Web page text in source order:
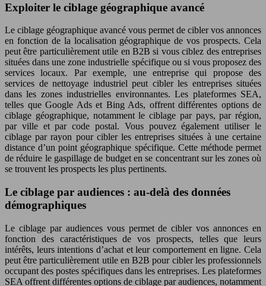
Exploiter le ciblage géographique avancé
Le ciblage géographique avancé vous permet de cibler vos annonces
en fonction de la localisation géographique de vos prospects. Cela
peut être particulièrement utile en B2B si vous ciblez des entreprises
situées dans une zone industrielle spécifique ou si vous proposez des
services locaux. Par exemple, une entreprise qui propose des
services de nettoyage industriel peut cibler les entreprises situées
dans les zones industrielles environnantes. Les plateformes SEA,
telles que Google Ads et Bing Ads, offrent différentes options de
ciblage géographique, notamment le ciblage par pays, par région,
par ville et par code postal. Vous pouvez également utiliser le
ciblage par rayon pour cibler les entreprises situées à une certaine
distance d’un point géographique spécifique. Cette méthode permet
de réduire le gaspillage de budget en se concentrant sur les zones où
se trouvent les prospects les plus pertinents.
Le ciblage par audiences : au-delà des données
démographiques
Le ciblage par audiences vous permet de cibler vos annonces en
fonction des caractéristiques de vos prospects, telles que leurs
intérêts, leurs intentions d’achat et leur comportement en ligne. Cela
peut être particulièrement utile en B2B pour cibler les professionnels
occupant des postes spécifiques dans les entreprises. Les plateformes
SEA offrent différentes options de ciblage par audiences, notamment